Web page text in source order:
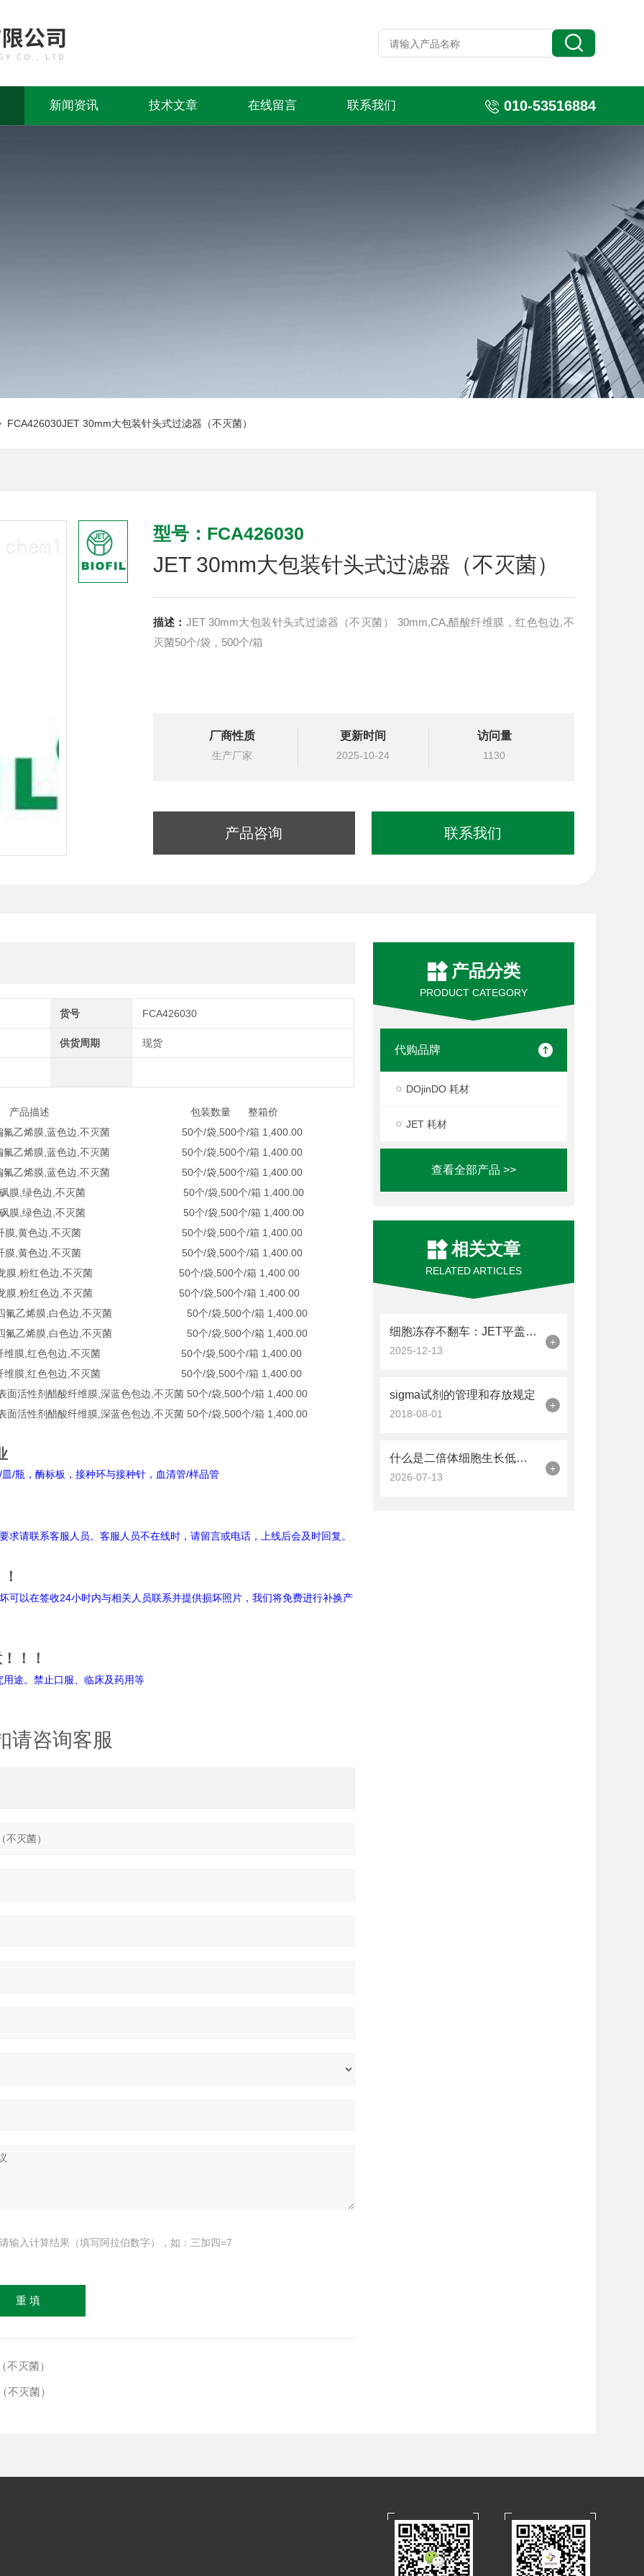
新闻资讯 技术文章 在线留言 联系我们 010-53516884
30mm大包装针头式过滤器（不灭菌）
型号：FCA426030
JET 30mm大包装针头式过滤器（不灭菌）
描述： JET 30mm大包装针头式过滤器（不灭菌） 30mm,CA,醋酸纤维膜，红色包边,不
灭菌50个/袋，500个/箱
厂商性质
生产厂家
更新时间
2025-10-24
访问量
1130
产品咨询 联系我们
产品分类
PRODUCT CATEGORY
代购品牌
DOjinDO 耗材
JET 耗材
查看全部产品 >>
相关文章
RELATED ARTICLES
细胞冻存不翻车：JET平盖冻存管的加液量与密封操作技巧
2025-12-13
+
sigma试剂的管理和存放规定
2018-08-01
+
什么是二倍体细胞生长低血清培养基(SRM)?
2026-07-13
+
货号 FCA426030
供货周期 现货
描述 包装数量 整箱价
聚偏氟乙烯膜,蓝色边,不灭菌 50个/袋,500个/箱 1,400.00
聚偏氟乙烯膜,蓝色边,不灭菌 50个/袋,500个/箱 1,400.00
聚偏氟乙烯膜,蓝色边,不灭菌 50个/袋,500个/箱 1,400.00
聚醚砜膜,绿色边,不灭菌 50个/袋,500个/箱 1,400.00
聚醚砜膜,绿色边,不灭菌 50个/袋,500个/箱 1,400.00
混纤膜,黄色边,不灭菌 50个/袋,500个/箱 1,400.00
混纤膜,黄色边,不灭菌 50个/袋,500个/箱 1,400.00
尼龙膜,粉红色边,不灭菌 50个/袋,500个/箱 1,400.00
尼龙膜,粉红色边,不灭菌 50个/袋,500个/箱 1,400.00
聚四氟乙烯膜,白色边,不灭菌 50个/袋,500个/箱 1,400.00
聚四氟乙烯膜,白色边,不灭菌 50个/袋,500个/箱 1,400.00
醋酸纤维膜,红色包边,不灭菌 50个/袋,500个/箱 1,400.00
醋酸纤维膜,红色包边,不灭菌 50个/袋,500个/箱 1,400.00
活性剂醋酸纤维膜,深蓝色包边,不灭菌 50个/袋,500个/箱 1,400.00
活性剂醋酸纤维膜,深蓝色包边,不灭菌 50个/袋,500个/箱 1,400.00
/瓶，酶标板，接种环与接种针，血清管/样品管
请联系客服人员。客服人员不在线时，请留言或电话，上线后会及时回复。
可以在签收24小时内与相关人员联系并提供损坏照片，我们将免费进行补换产
！！
口服、临床及药用等
请咨询客服
请输入计算结果（填写阿拉伯数字），如：三加四=7
灭菌）
不灭菌）